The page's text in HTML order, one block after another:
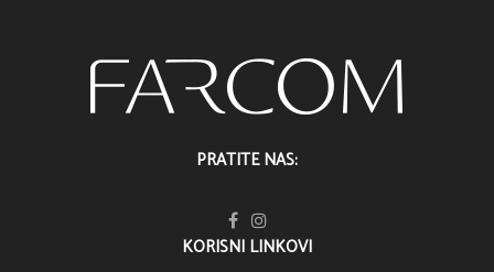
PRATITE NAS:
KORISNI LINKOVI